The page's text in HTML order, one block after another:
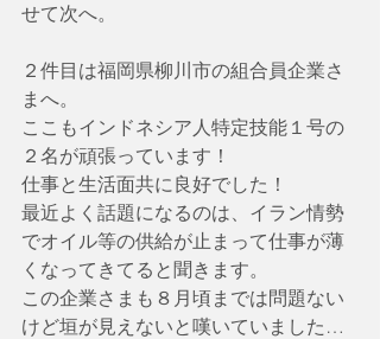
せて次へ。
２件目は福岡県柳川市の組合員企業さ
まへ。
ここもインドネシア人特定技能１号の
２名が頑張っています！
仕事と生活面共に良好でした！
最近よく話題になるのは、イラン情勢
でオイル等の供給が止まって仕事が薄
くなってきてると聞きます。
この企業さまも８月頃までは問題ない
けど垣が見えないと嘆いていました…